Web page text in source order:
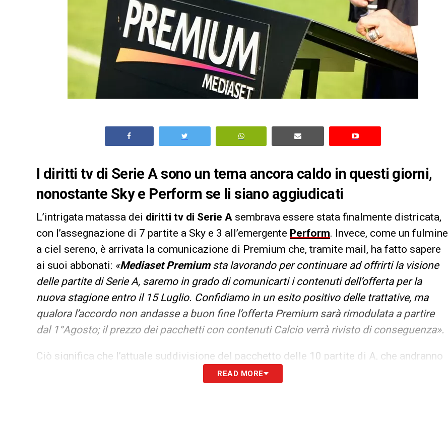
I diritti tv di Serie A sono un tema ancora caldo in questi giorni,
nonostante Sky e Perform se li siano aggiudicati
L’intrigata matassa dei diritti tv di Serie A sembrava essere stata finalmente districata,
con l’assegnazione di 7 partite a Sky e 3 all’emergente Perform. Invece, come un fulmine
a ciel sereno, è arrivata la comunicazione di Premium che, tramite mail, ha fatto sapere
ai suoi abbonati: «Mediaset Premiumsta lavorando per continuare ad offrirti la visione
delle partite di Serie A, saremo in grado di comunicarti i contenuti dell’offerta per la
nuova stagione entro il 15 Luglio. Confidiamo in un esito positivo delle trattative, ma
qualora l’accordo non andasse a buon fine l’offerta Premium sarà rimodulata a partire
dal 1°Agosto; il prezzo dei pacchetti con contenuti Calcio verrà rivisto di conseguenza».
Ciò significa che l’attuale suddivisione del pacchetto delle 10 partite di A, che andranno
in scena ogni week-end, potrebbe subire delle variazioni. In questa giungla dei diritti tv
READ MORE